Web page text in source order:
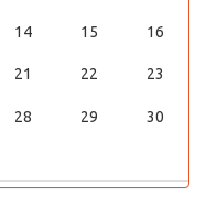
14 15 16
21 22 23
28 29 30